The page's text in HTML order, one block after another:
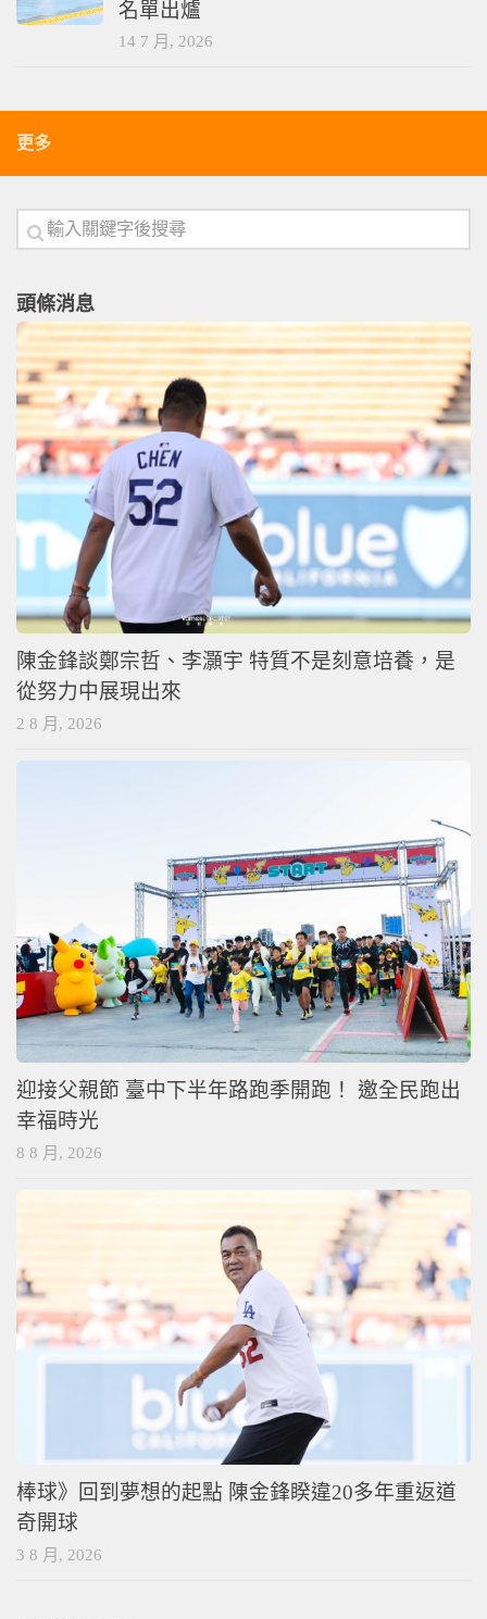
名單出爐
14 7 月, 2026
更多
頭條消息
陳金鋒談鄭宗哲、李灝宇 特質不是刻意培養，是
從努力中展現出來
2 8 月, 2026
迎接父親節 臺中下半年路跑季開跑！ 邀全民跑出
幸福時光
8 8 月, 2026
棒球》回到夢想的起點 陳金鋒睽違20多年重返道
奇開球
3 8 月, 2026